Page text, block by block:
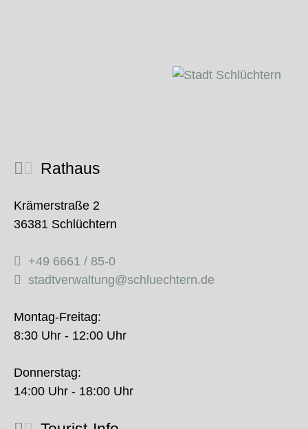
Rathaus
Krämerstraße 2
36381 Schlüchtern
+49 6661 / 85-0
stadtverwaltung@schluechtern.de
Montag-Freitag:
8:30 Uhr - 12:00 Uhr
Donnerstag:
14:00 Uhr - 18:00 Uhr